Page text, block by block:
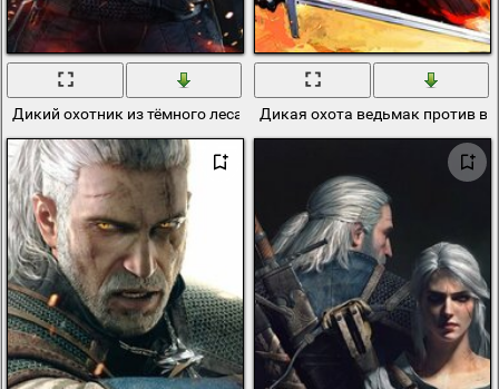
Дикий охотник из тёмного леса Дикая охота ведьмак против